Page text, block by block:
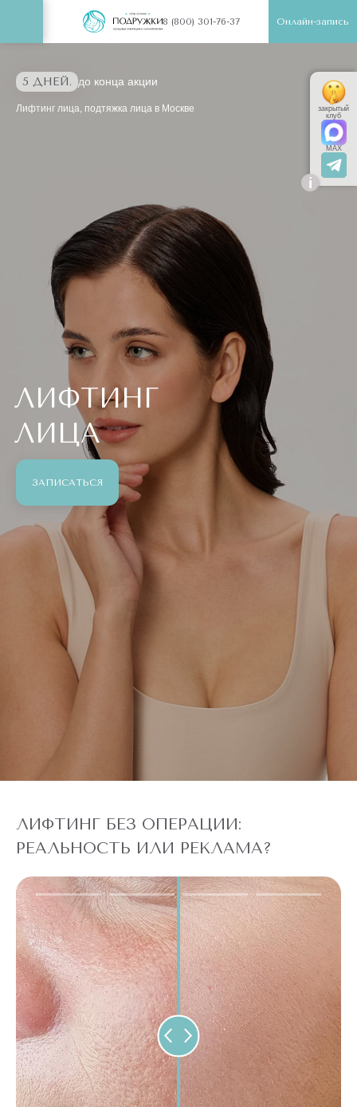
8 (800) 301-76-37 Онлайн-запись
5 ДНЕЙ. до конца акции
Лифтинг лица, подтяжка лица в Москве
ЛИФТИНГ
ЛИЦА
ЗАПИСАТЬСЯ
ЛИФТИНГ БЕЗ ОПЕРАЦИИ:
РЕАЛЬНОСТЬ ИЛИ РЕКЛАМА?
i
закрытый
клуб
MAX